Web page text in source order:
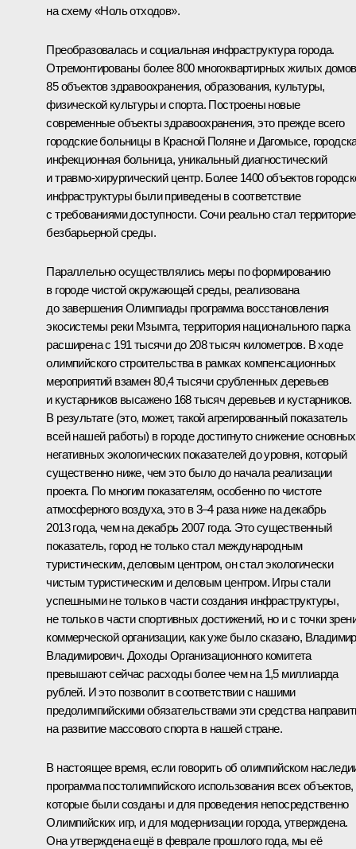
на схему «Ноль отходов».
Преобразовалась и социальная инфраструктура города.
Отремонтированы более 800 многоквартирных жилых
85 объектов здравоохранения, образования, культуры,
физической культуры и спорта. Построены новые
современные объекты здравоохранения, это прежде всего
городские больницы в Красной Поляне и Дагомысе,
инфекционная больница, уникальный диагностический
и травмо-хирургический центр. Более 1400 объектов
инфраструктуры были приведены в соответствие
с требованиями доступности. Сочи реально стал
безбарьерной среды.
Параллельно осуществлялись меры по формированию
в городе чистой окружающей среды, реализована
до завершения Олимпиады программа восстановления
экосистемы реки Мзымта, территория национального парка
расширена с 191 тысячи до 208 тысяч километров. В ходе
олимпийского строительства в рамках компенсационных
мероприятий взамен 80,4 тысячи срубленных деревьев
и кустарников высажено 168 тысяч деревьев и кустарников.
В результате (это, может, такой агрегированный показатель
всей нашей работы) в городе достигнуто снижение основных
негативных экологических показателей до уровня, который
существенно ниже, чем это было до начала реализации
проекта. По многим показателям, особенно по чистоте
атмосферного воздуха, это в 3–4 раза ниже на декабрь
2013 года, чем на декабрь 2007 года. Это существенный
показатель, город не только стал международным
туристическим, деловым центром, он стал экологически
чистым туристическим и деловым центром. Игры стали
успешными не только в части создания инфраструктуры,
не только в части спортивных достижений, но и с точки
коммерческой организации, как уже было сказано, Владимир
Владимирович. Доходы Организационного комитета
превышают сейчас расходы более чем на 1,5 миллиарда
рублей. И это позволит в соответствии с нашими
предолимпийскими обязательствами эти средства
на развитие массового спорта в нашей стране.
В настоящее время, если говорить об олимпийском
программа постолимпийского использования всех объектов,
которые были созданы и для проведения непосредственно
Олимпийских игр, и для модернизации города, утверждена.
Она утверждена ещё в феврале прошлого года, мы её